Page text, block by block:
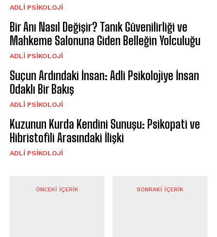
ADLI PSIKOLOJI
Bir Anı Nasıl Değişir? Tanık Güvenilirliği ve
Mahkeme Salonuna Giden Belleğin Yolculuğu
ADLI PSIKOLOJI
Suçun Ardındaki İnsan: Adli Psikolojiye İnsan
Odaklı Bir Bakış
ADLI PSIKOLOJI
Kuzunun Kurda Kendini Sunuşu: Psikopati ve
Hibristofili Arasındaki İlişki
ADLI PSIKOLOJI
ÖNCEKI İÇERIK SONRAKI İÇERIK